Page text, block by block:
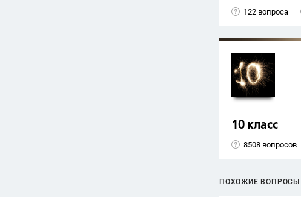
122 вопроса
10 класс
8508 вопросов
ПОХОЖИЕ ВОПРОСЫ